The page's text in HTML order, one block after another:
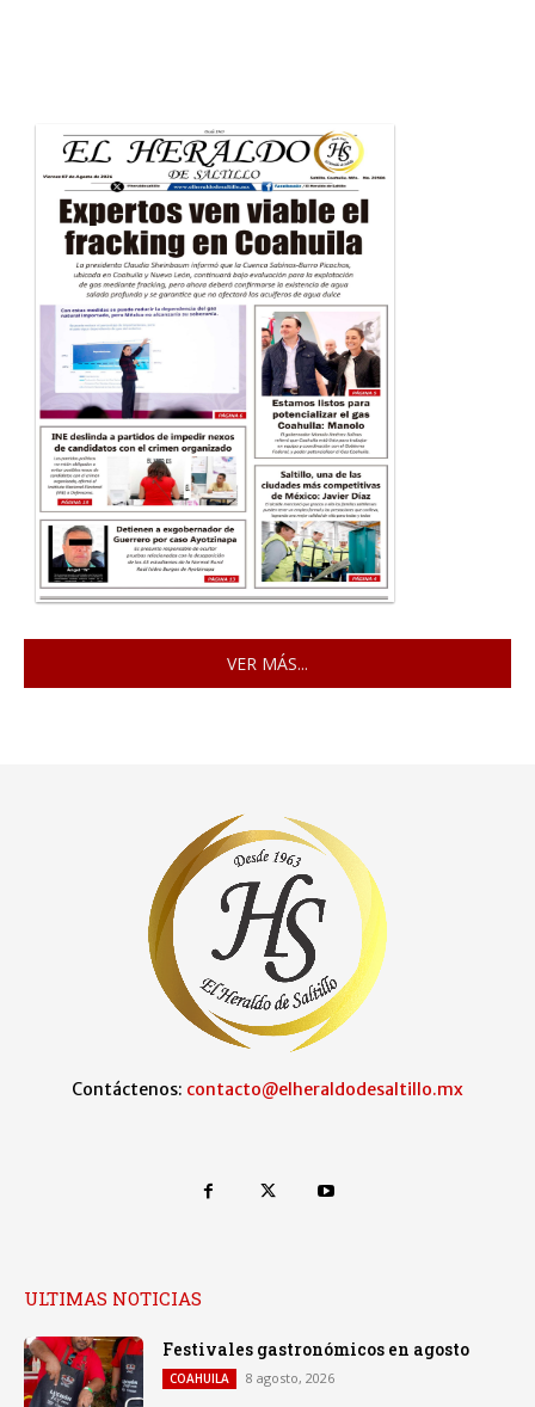
VER MÁS...
Contáctenos: contacto@elheraldodesaltillo.mx
ULTIMAS NOTICIAS
Festivales gastronómicos en agosto
COAHUILA 8 agosto, 2026